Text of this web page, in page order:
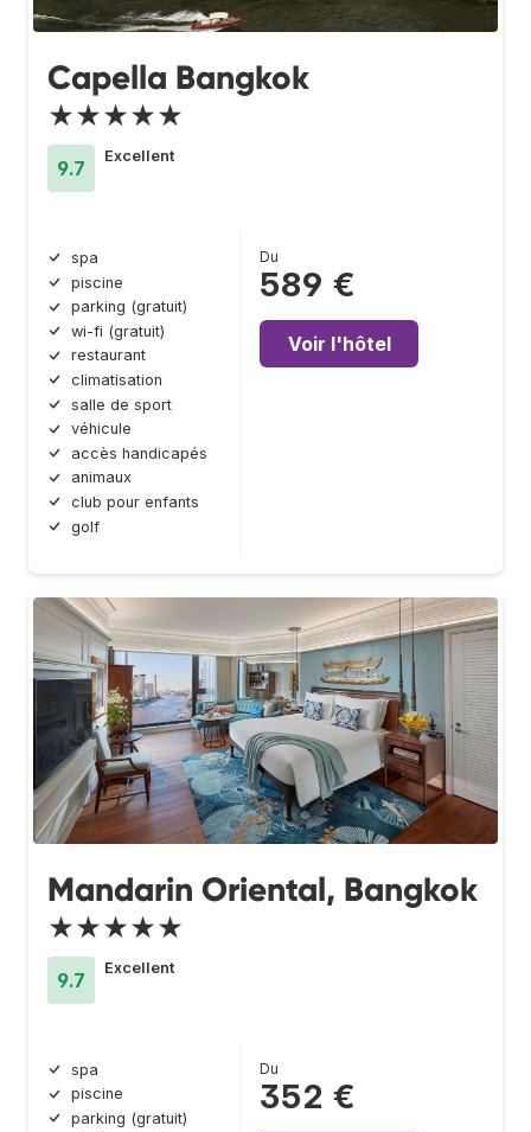
Capella Bangkok
★★★★★
9.7
Excellent
spa
piscine
parking (gratuit)
wi-fi (gratuit)
restaurant
climatisation
salle de sport
véhicule
accès handicapés
animaux
club pour enfants
golf
Du
589 €
Voir l'hôtel
Mandarin Oriental, Bangkok
★★★★★
9.7
Excellent
spa
piscine
parking (gratuit)
Du
352 €